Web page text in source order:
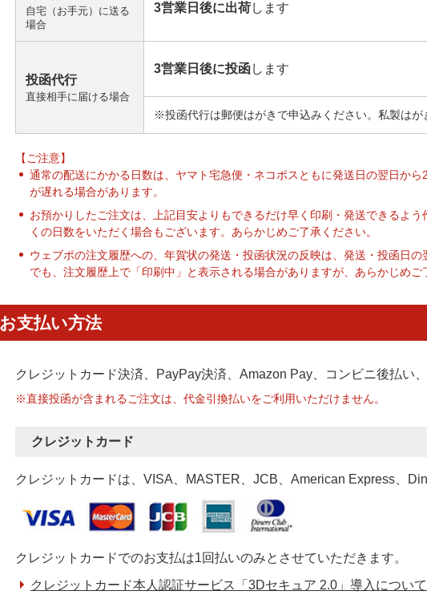
自宅（お手元）に送る
場合
3営業日後に出荷します
投函代行
直接相手に届ける場合
3営業日後に投函します
※投函代行は郵便はがきで申込みください。私製は
【ご注意】
通常の配送にかかる日数は、ヤマト宅急便・ネコポスともに発送日の翌日か
が遅れる場合があります。
お預かりしたご注文は、上記目安よりもできるだけ早く印刷・発送できるよ
くの日数をいただく場合もございます。あらかじめご了承ください。
ウェブポの注文履歴への、年賀状の発送・投函状況の反映は、発送・投函日
でも、注文履歴上で「印刷中」と表示される場合がありますが、あらかじめご
お支払い方法
クレジットカード決済、PayPay決済 、Amazon Pay、コンビニ後払い
※直接投函が含まれるご注文は、代金引換払いをご利用いただけません。
クレジットカード
クレジットカードは、VISA、MASTER、JCB、American Express、
クレジットカードでのお支払は1回払いのみとさせていただきます。
クレジットカード本人認証サービス「3Dセキュア 2.0」導入について